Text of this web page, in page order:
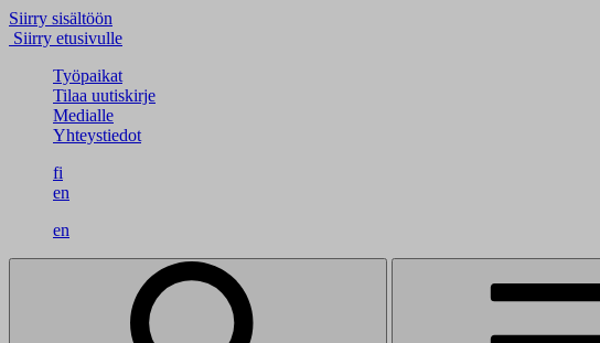
Siirry sisältöön
Siirry etusivulle
Työpaikat
Tilaa uutiskirje
Medialle
Yhteystiedot
fi
en
en